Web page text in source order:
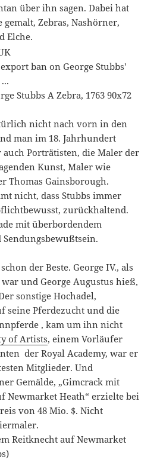
über ihn sagen. Dabei hat
gemalt, Zebras, Nashörner,
Elche.
nicht nach vorn in den
man im 18. Jahrhundert
Porträtisten, die Maler der
Kunst, Maler wie
Thomas Gainsborough.
nicht, dass Stubbs immer
zurückhaltend.
mit überbordendem
der Beste. George IV., als
und George Augustus hieß,
sonstige Hochadel,
seine Pferdezucht und die
, kam um ihn nicht
of Artists, einem Vorläufer
der Royal Academy, war er
Mitglieder. Und
Gemälde, „Gimcrack mit
Newmarket Heath“ erzielte bei
von 48 Mio. $. Nicht